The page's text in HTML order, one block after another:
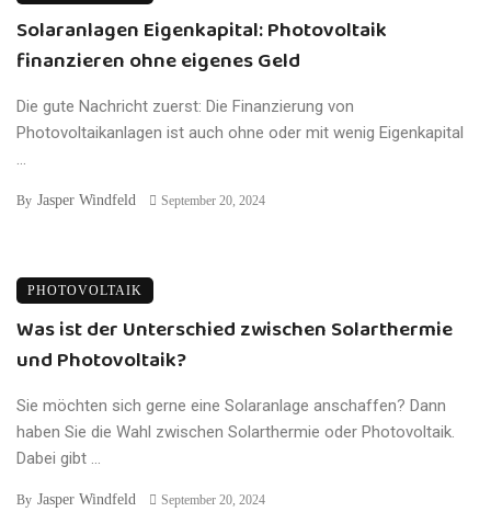
Solaranlagen Eigenkapital: Photovoltaik
finanzieren ohne eigenes Geld
Die gute Nachricht zuerst: Die Finanzierung von
Photovoltaikanlagen ist auch ohne oder mit wenig Eigenkapital
By Jasper Windfeld September 20, 2024
PHOTOVOLTAIK
Was ist der Unterschied zwischen Solarthermie
und Photovoltaik?
Sie möchten sich gerne eine Solaranlage anschaffen? Dann
haben Sie die Wahl zwischen Solarthermie oder Photovoltaik.
Dabei gibt ...
By Jasper Windfeld September 20, 2024